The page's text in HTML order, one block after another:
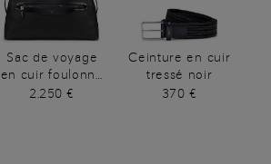
Sac de voyage
en cuir foulonné
noir
2.250 €
Ceinture en cuir
tressé noir
370 €